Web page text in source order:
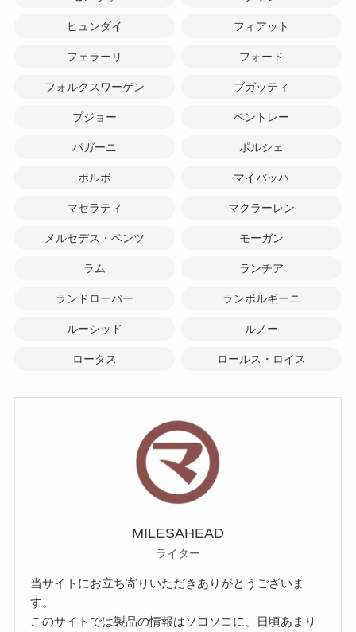
ヒュンダイ フィアット
フェラーリ フォード
フォルクスワーゲン ブガッティ
プジョー ベントレー
パガーニ ポルシェ
ボルボ マイバッハ
マセラティ マクラーレン
メルセデス・ベンツ モーガン
ラム ランチア
ランドローバー ランボルギーニ
ルーシッド ルノー
ロータス ロールス・ロイス
MILESAHEAD
ライター
当サイトにお立ち寄りいただきありがとうございま
す。
このサイトでは製品の情報はソコソコに、日頃あまり